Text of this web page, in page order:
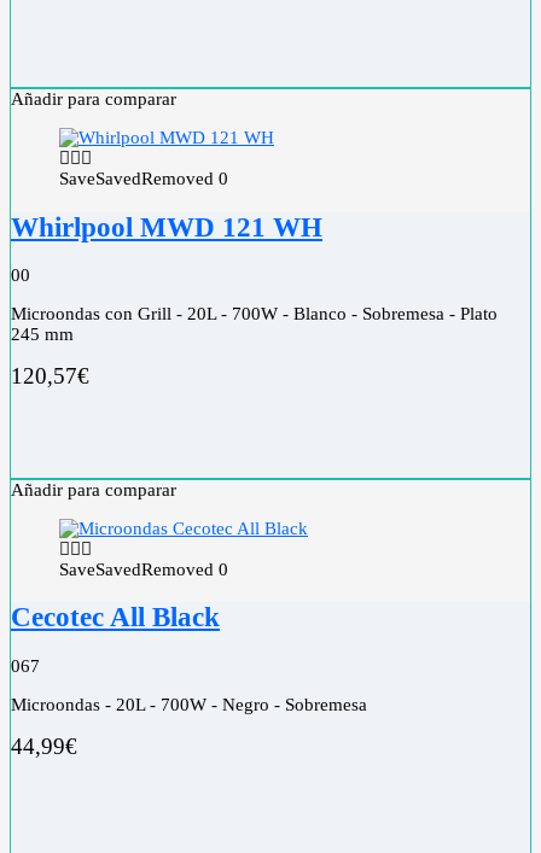
Añadir para comparar
SaveSavedRemoved 0
Whirlpool MWD 121 WH
00
Microondas con Grill - 20L - 700W - Blanco - Sobremesa - Plato
245 mm
120,57€
Añadir para comparar
SaveSavedRemoved 0
Cecotec All Black
067
Microondas - 20L - 700W - Negro - Sobremesa
44,99€